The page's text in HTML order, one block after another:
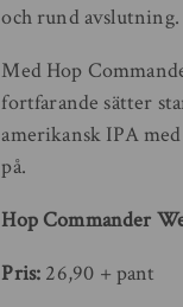
och rund avslutning.
Med Hop
fortfarande sätter
amerikansk IPA
på.
Hop Commander
Pris: 26,90 + pant